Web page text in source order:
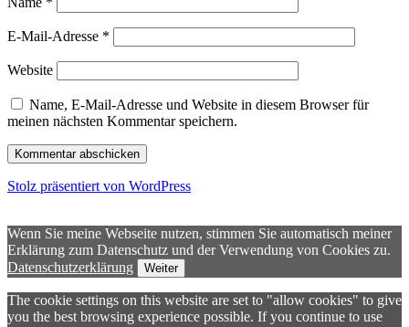
E-Mail-Adresse *
Website
Name, E-Mail-Adresse und Website in diesem Browser für
meinen nächsten Kommentar speichern.
Stolz präsentiert von WordPress
Wenn Sie meine Webseite nutzen, stimmen Sie automatisch meiner
Erklärung zum Datenschutz und der Verwendung von Cookies zu.
Datenschutzerklärung
Weiter
The cookie settings on this website are set to "allow cookies" to give
you the best browsing experience possible. If you continue to use